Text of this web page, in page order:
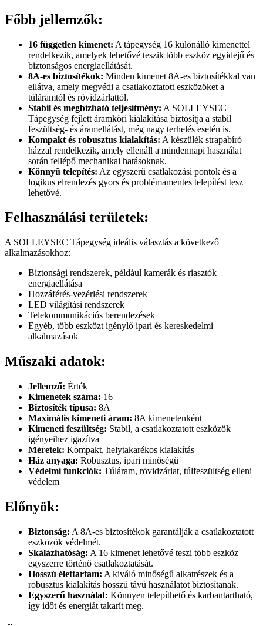
Főbb jellemzők:
16 független kimenet: A tápegység 16 különálló kimenettel
rendelkezik, amelyek lehetővé teszik több eszköz egyidejű és
biztonságos energiaellátását.
8A-es biztosítékok: Minden kimenet 8A-es biztosítékkal van
ellátva, amely megvédi a csatlakoztatott eszközöket a
túláramtól és rövidzárlattól.
Stabil és megbízható teljesítmény: A SOLLEYSEC
Tápegység fejlett áramköri kialakítása biztosítja a stabil
feszültség- és áramellátást, még nagy terhelés esetén is.
Kompakt és robusztus kialakítás: A készülék strapabíró
házzal rendelkezik, amely ellenáll a mindennapi használat
során fellépő mechanikai hatásoknak.
Könnyű telepítés: Az egyszerű csatlakozási pontok és a
logikus elrendezés gyors és problémamentes telepítést tesz
lehetővé.
Felhasználási területek:
A SOLLEYSEC Tápegység ideális választás a következő
alkalmazásokhoz:
Biztonsági rendszerek, például kamerák és riasztók
energiaellátása
Hozzáférés-vezérlési rendszerek
LED világítási rendszerek
Telekommunikációs berendezések
Egyéb, több eszközt igénylő ipari és kereskedelmi
alkalmazások
Műszaki adatok:
Jellemző: Érték
Kimenetek száma: 16
Biztosíték típusa: 8A
Maximális kimeneti áram: 8A kimenetenként
Kimeneti feszültség: Stabil, a csatlakoztatott eszközök
igényeihez igazítva
Méretek: Kompakt, helytakarékos kialakítás
Ház anyaga: Robusztus, ipari minőségű
Védelmi funkciók: Túláram, rövidzárlat, túlfeszültség elleni
védelem
Előnyök:
Biztonság: A 8A-es biztosítékok garantálják a csatlakoztatott
eszközök védelmét.
Skálázhatóság: A 16 kimenet lehetővé teszi több eszköz
egyszerre történő csatlakoztatását.
Hosszú élettartam: A kiváló minőségű alkatrészek és a
robusztus kialakítás hosszú távú használatot biztosítanak.
Egyszerű használat: Könnyen telepíthető és karbantartható,
így időt és energiát takarít meg.